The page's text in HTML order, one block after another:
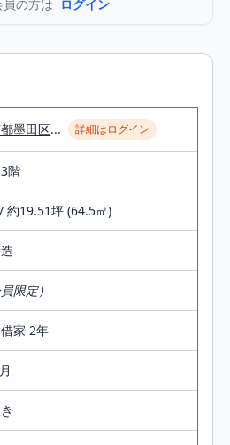
の方は ログイン
墨田区... 詳細はログイン
階
約19.51坪 (64.5㎡)
員限定）
家 2年